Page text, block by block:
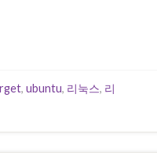
, ubuntu, 리눅스, 리